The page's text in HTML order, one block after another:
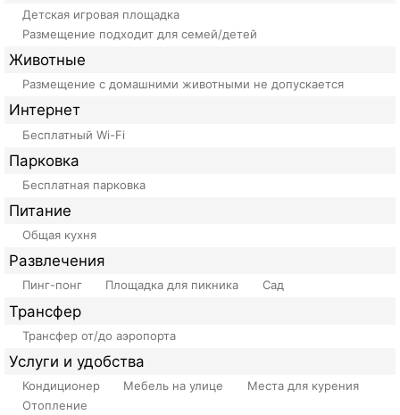
Детская игровая площадка
Размещение подходит для семей/детей
Животные
Размещение с домашними животными не допускается
Интернет
Бесплатный Wi-Fi
Парковка
Бесплатная парковка
Питание
Общая кухня
Развлечения
Пинг-понг Площадка для пикника Сад
Трансфер
Трансфер от/до аэропорта
Услуги и удобства
Кондиционер Мебель на улице
Места для курения
Отопление